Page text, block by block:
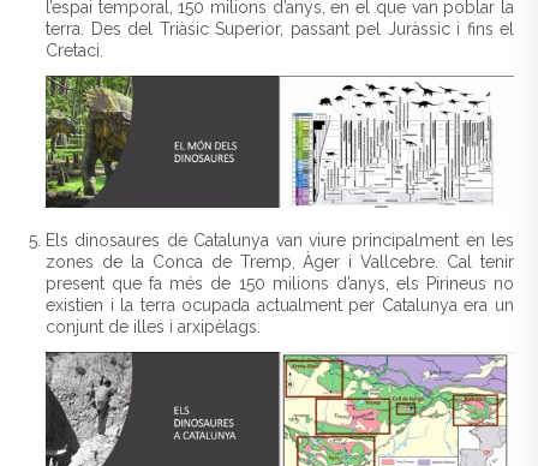
l’espai temporal, 150 milions d’anys, en el que van poblar la
terra. Des del Triàsic Superior, passant pel Juràssic i fins el
Cretaci.
Els dinosaures de Catalunya van viure principalment en les
zones de la Conca de Tremp, Àger i Vallcebre. Cal tenir
present que fa més de 150 milions d’anys, els Pirineus no
existien i la terra ocupada actualment per Catalunya era un
conjunt de illes i arxipèlags.